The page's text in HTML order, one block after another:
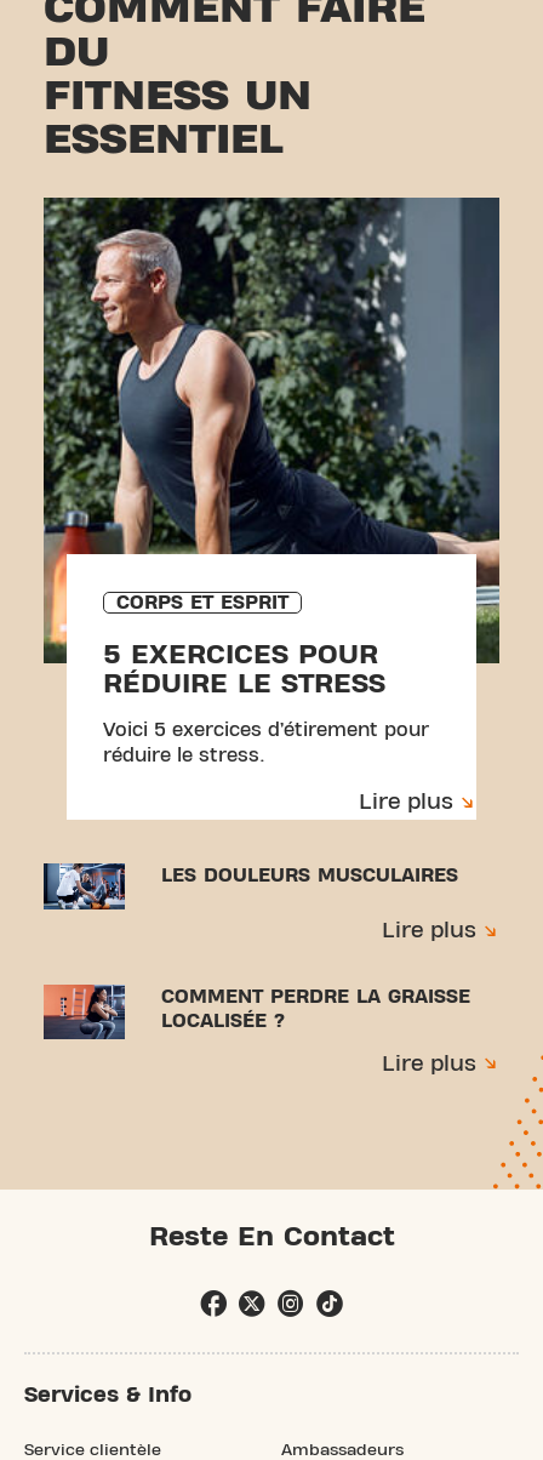
DU
FITNESS UN
ESSENTIEL
CORPS ET ESPRIT
5 EXERCICES POUR
RÉDUIRE LE STRESS
Voici 5 exercices d’étirement pour
réduire le stress.
Lire plus
LES DOULEURS MUSCULAIRES
Lire plus
COMMENT PERDRE LA GRAISSE
LOCALISÉE ?
Lire plus
Reste En Contact
Services & Info
Service clientèle Ambassadeurs